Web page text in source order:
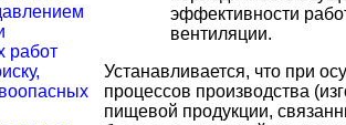
работ
эффективности
вентиляции.
Устанавливается, что при
процессов производства
пищевой продукции,